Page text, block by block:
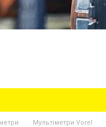
Мультіметри Vorel